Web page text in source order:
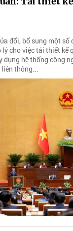
đổi, bổ sung một số
lý cho việc tái thiết kế
dựng hệ thống công
thông...